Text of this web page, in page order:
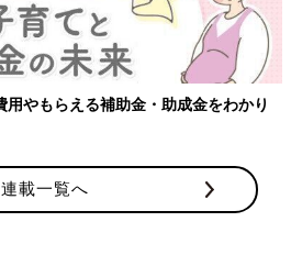
【ワクチン接種できるものも】妊婦の
連載一覧へ